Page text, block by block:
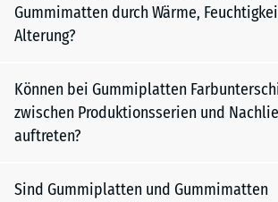
Gummimatten durch Wärme,
Alterung?
Können bei Gummiplatten
zwischen Produktionsserien und
auftreten?
Sind Gummiplatten und Gummimatten